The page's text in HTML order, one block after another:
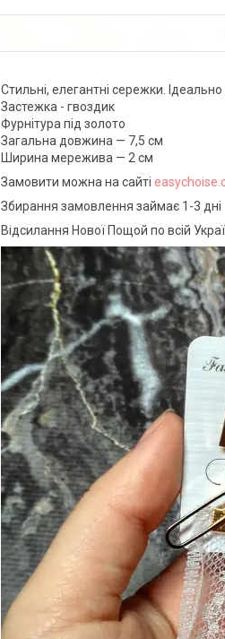
Стильні, елегантні сережки.
Застежка - гвоздик
Фурнітура під золото
Загальна довжина — 7,5 см
Ширина мережива — 2 см
Замовити можна на сайті
Збирання замовлення займає 1-3 дні
Відсилання Нової Пощой по всій